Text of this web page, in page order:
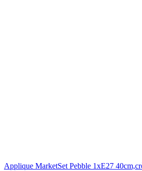
Applique MarketSet Pebble 1xE27